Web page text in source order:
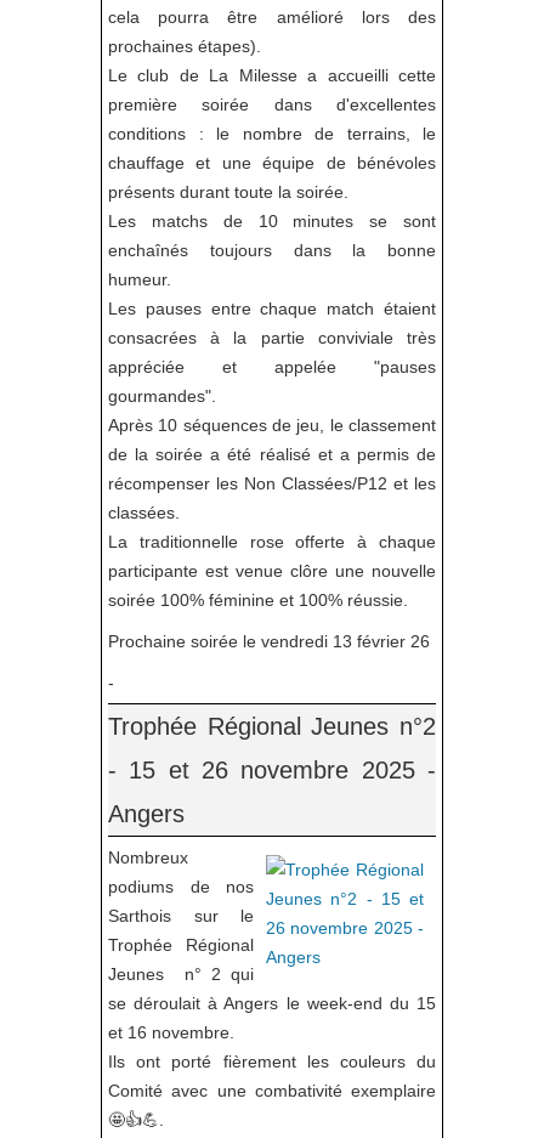
cela pourra être amélioré lors des
prochaines étapes).
Le club de La Milesse a accueilli cette
première soirée dans d'excellentes
conditions : le nombre de terrains, le
chauffage et une équipe de bénévoles
présents durant toute la soirée.
Les matchs de 10 minutes se sont
enchaînés toujours dans la bonne
humeur.
Les pauses entre chaque match étaient
consacrées à la partie conviviale très
appréciée et appelée "pauses
gourmandes".
Après 10 séquences de jeu, le classement
de la soirée a été réalisé et a permis de
récompenser les Non Classées/P12 et les
classées.
La traditionnelle rose offerte à chaque
participante est venue clôre une nouvelle
soirée 100% féminine et 100% réussie.
Prochaine soirée le vendredi 13 février 26
-
Trophée Régional Jeunes n°2
- 15 et 26 novembre 2025 -
Angers
Nombreux
podiums de nos
Sarthois sur le
Trophée Régional
Jeunes n° 2 qui
se déroulait à Angers le week-end du 15
et 16 novembre.
Ils ont porté fièrement les couleurs du
Comité avec une combativité exemplaire
🤩👍💪.